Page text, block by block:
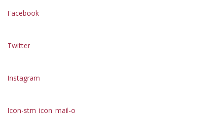
Facebook
Twitter
Instagram
Icon-stm_icon_mail-o